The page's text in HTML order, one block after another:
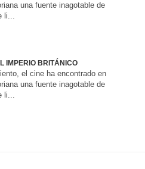
una fuente inagotable de
li...
IMPERIO BRITÁNICO
el cine ha encontrado en
una fuente inagotable de